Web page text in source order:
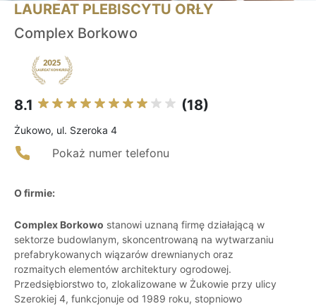
LAUREAT PLEBISCYTU ORŁY
Complex Borkowo
8.1 (18)
Żukowo, ul. Szeroka 4
Pokaż numer telefonu
O firmie:
Complex Borkowo stanowi uznaną firmę działającą w
sektorze budowlanym, skoncentrowaną na wytwarzaniu
prefabrykowanych wiązarów drewnianych oraz
rozmaitych elementów architektury ogrodowej.
Przedsiębiorstwo to, zlokalizowane w Żukowie przy ulicy
Szerokiej 4, funkcjonuje od 1989 roku, stopniowo